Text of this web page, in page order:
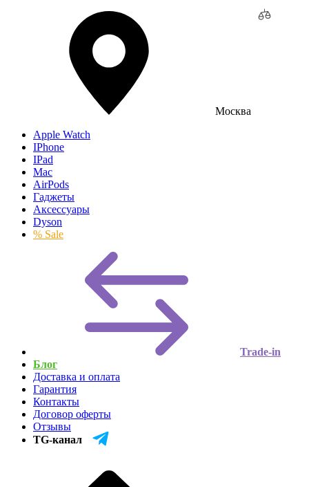
Москва
Apple Watch
IPhone
IPad
Mac
AirPods
Гаджеты
Аксессуары
Dyson
% Sale
Trade-in
Блог
Доставка и оплата
Гарантия
Контакты
Договор оферты
Отзывы
TG-канал